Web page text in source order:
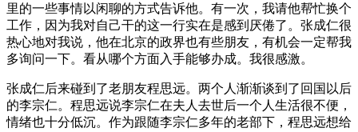
里的一些事情以闲聊的方式告诉他。有一次，我请他帮忙换个
工作，因为我对自己干的这一行实在是感到厌倦了。张成仁很
热心地对我说，他在北京的政界也有些朋友，有机会一定帮我
多询问一下。看从哪个方面入手能够办成。我很感激。
张成仁后来碰到了老朋友程思远。两个人渐渐谈到了回国以后
的李宗仁。程思远说李宗仁在夫人去世后一个人生活很不便，
情绪也十分低沉。作为跟随李宗仁多年的老部下，程思远想给